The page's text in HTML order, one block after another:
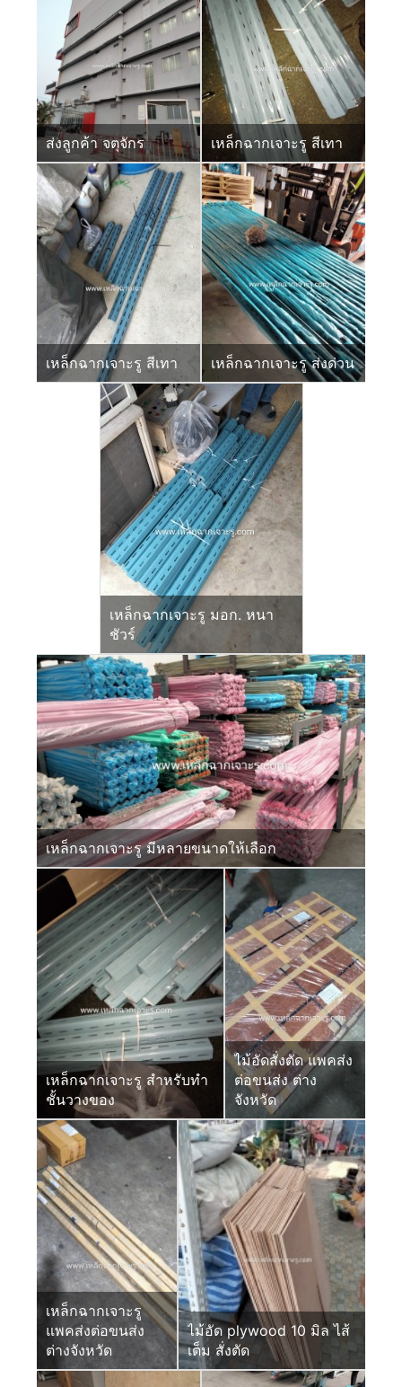
ส่งลูกค้า จตุจักร เหล็กฉากเจาะรู สีเทา
เหล็กฉากเจาะรู สีเทา เหล็กฉากเจาะรู ส่งด่วน
เหล็กฉากเจาะรู มอก. หนา
ชัวร์
เหล็กฉากเจาะรู มีหลายขนาดให้เลือก
เหล็กฉากเจาะรู สำหรับทำ
ชั้นวางของ
ไม้อัดสั่งตัด แพคส่ง
ต่อขนส่ง ต่าง
จังหวัด
เหล็กฉากเจาะรู
แพคส่งต่อขนส่ง
ต่างจังหวัด
ไม้อัด plywood 10 มิล ไส้
เต็ม สั่งตัด